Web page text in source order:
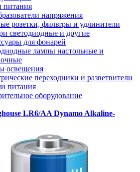
питания
напряжения
розетки, фильтры и удлинители
светодиодные и другие
для фонарей
лампы настольные и
освещения
переходники и разветвители
питания
оборудование
LR6/AA Dynamo Alkaline-